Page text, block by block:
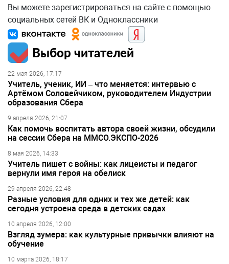
Вы можете зарегистрироваться на сайте с помощью
социальных сетей ВК и Одноклассники
Выбор читателей
22 мая 2026, 17:17
Учитель, ученик, ИИ – что меняется: интервью с
Артёмом Соловейчиком, руководителем Индустрии
образования Сбера
9 апреля 2026, 21:07
Как помочь воспитать автора своей жизни, обсудили
на сессии Сбера на ММСО.ЭКСПО-2026
8 мая 2026, 14:33
Учитель пишет с войны: как лицеисты и педагог
вернули имя героя на обелиск
29 апреля 2026, 22:48
Разные условия для одних и тех же детей: как
сегодня устроена среда в детских садах
10 апреля 2026, 12:00
Взгляд зумера: как культурные привычки влияют на
обучение
10 марта 2026, 18:17